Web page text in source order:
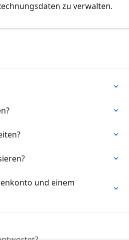
zu verwalten.
und einem